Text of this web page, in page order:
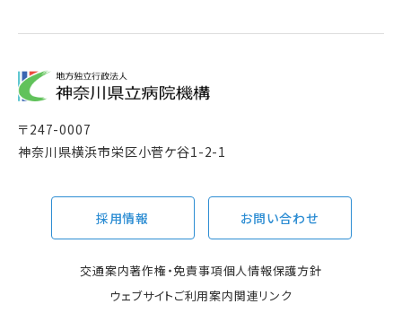
〒247-0007
神奈川県横浜市栄区小菅ケ谷1-2-1
採用情報 お問い合わせ
交通案内著作権・免責事項個人情報保護方針
ウェブサイトご利用案内関連リンク